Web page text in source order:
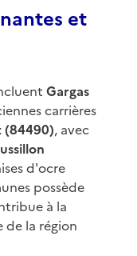
et
Gargas
carrières
(84490), avec
d'ocre
possède
à la
de la région